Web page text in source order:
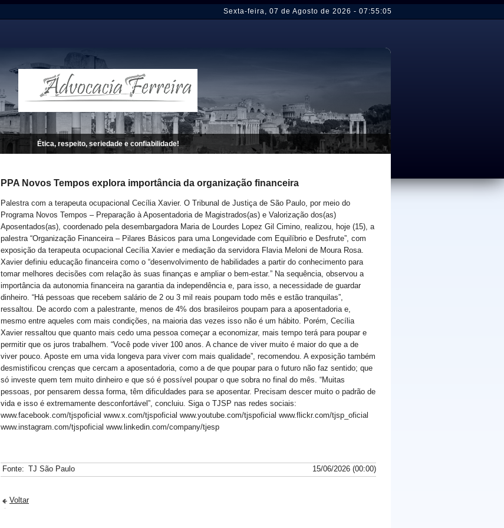
Sexta-feira, 07 de Agosto de 2026 - 07:55:06
Ética, respeito, seriedade e confiabilidade!
PPA Novos Tempos explora importância da organização financeira
Palestra com a terapeuta ocupacional Cecília Xavier. O Tribunal de Justiça de São Paulo, por meio do
Programa Novos Tempos – Preparação à Aposentadoria de Magistrados(as) e Valorização dos(as)
Aposentados(as), coordenado pela desembargadora Maria de Lourdes Lopez Gil Cimino, realizou, hoje (15), a
palestra “Organização Financeira – Pilares Básicos para uma Longevidade com Equilíbrio e Desfrute”, com
exposição da terapeuta ocupacional Cecília Xavier e mediação da servidora Flavia Meloni de Moura Rosa.
Xavier definiu educação financeira como o “desenvolvimento de habilidades a partir do conhecimento para
tomar melhores decisões com relação às suas finanças e ampliar o bem-estar.” Na sequência, observou a
importância da autonomia financeira na garantia da independência e, para isso, a necessidade de guardar
dinheiro. “Há pessoas que recebem salário de 2 ou 3 mil reais poupam todo mês e estão tranquilas”,
ressaltou. De acordo com a palestrante, menos de 4% dos brasileiros poupam para a aposentadoria e,
mesmo entre aqueles com mais condições, na maioria das vezes isso não é um hábito. Porém, Cecília
Xavier ressaltou que quanto mais cedo uma pessoa começar a economizar, mais tempo terá para poupar e
permitir que os juros trabalhem. “Você pode viver 100 anos. A chance de viver muito é maior do que a de
viver pouco. Aposte em uma vida longeva para viver com mais qualidade”, recomendou. A exposição também
desmistificou crenças que cercam a aposentadoria, como a de que poupar para o futuro não faz sentido; que
só investe quem tem muito dinheiro e que só é possível poupar o que sobra no final do mês. “Muitas
pessoas, por pensarem dessa forma, têm dificuldades para se aposentar. Precisam descer muito o padrão de
vida e isso é extremamente desconfortável”, concluiu. Siga o TJSP nas redes sociais:
www.facebook.com/tjspoficial www.x.com/tjspoficial www.youtube.com/tjspoficial www.flickr.com/tjsp_oficial
www.instagram.com/tjspoficial www.linkedin.com/company/tjesp
Fonte: TJ São Paulo 15/06/2026 (00:00)
Voltar